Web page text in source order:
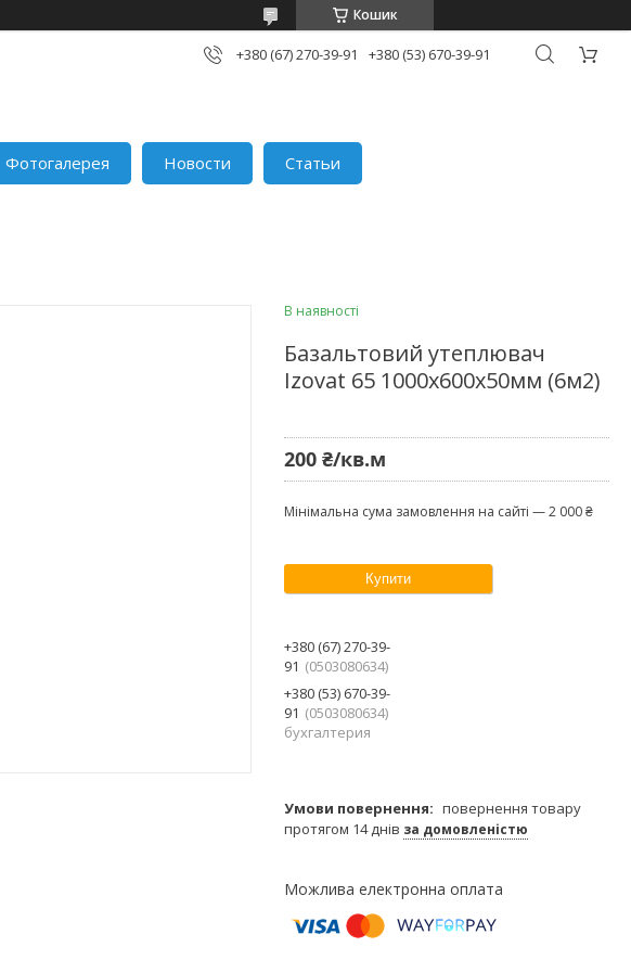
Кошик
+380 (67) 270-39-91 +380 (53) 670-39-91
Фотогалерея Новости Статьи
В наявності
Базальтовий утеплювач
Izovat 65 1000х600х50мм (6м2)
200 ₴/кв.м
Мінімальна сума замовлення на сайті — 2 000 ₴
Купити
+380 (67) 270-39-
91
0503080634
+380 (53) 670-39-
91
0503080634
бухгалтерия
повернення товару
протягом 14 днів за домовленістю